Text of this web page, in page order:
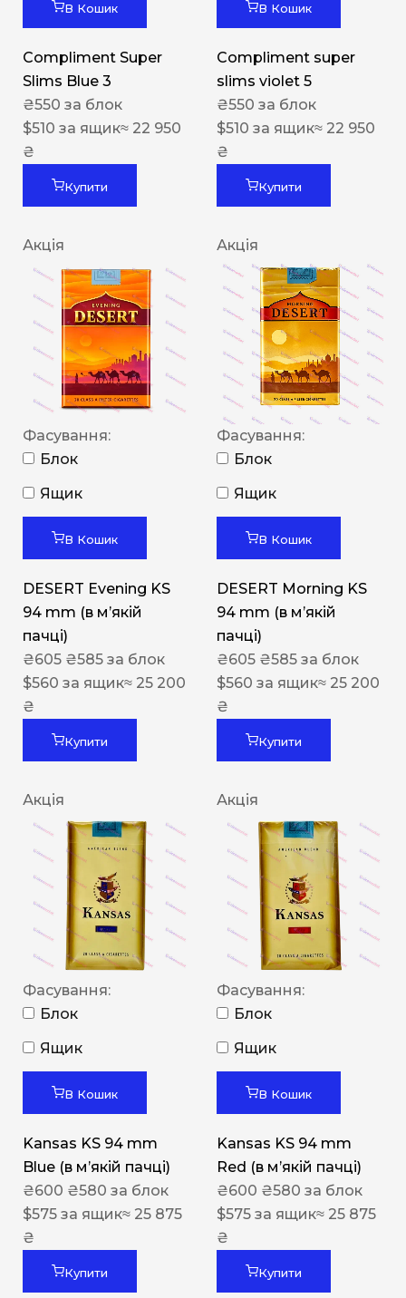
В Кошик
Compliment Super
Slims Blue 3
₴550 за блок
$510 за ящик≈ 22 950
₴
Купити
В Кошик
Compliment super
slims violet 5
₴550 за блок
$510 за ящик≈ 22 950
₴
Купити
Акція
Фасування:
Блок
Ящик
В Кошик
DESERT Evening KS
94 mm (в мʼякій
пачці)
₴605 ₴585 за блок
$560 за ящик≈ 25 200
₴
Купити
Акція
Фасування:
Блок
Ящик
В Кошик
DESERT Morning KS
94 mm (в мʼякій
пачці)
₴605 ₴585 за блок
$560 за ящик≈ 25 200
₴
Купити
Акція
Фасування:
Блок
Ящик
В Кошик
Kansas KS 94 mm
Blue (в мʼякій пачці)
₴600 ₴580 за блок
$575 за ящик≈ 25 875
₴
Купити
Акція
Фасування:
Блок
Ящик
В Кошик
Kansas KS 94 mm
Red (в мʼякій пачці)
₴600 ₴580 за блок
$575 за ящик≈ 25 875
₴
Купити